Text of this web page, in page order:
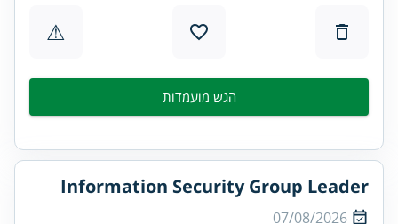
⚠
הגש מועמדות
Information Security Group Leader
07/08/2026